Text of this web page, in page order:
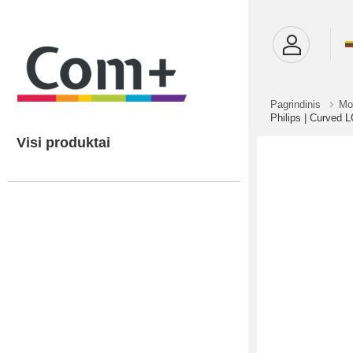
Visi produktai
Pagrindinis
Philips | Curved